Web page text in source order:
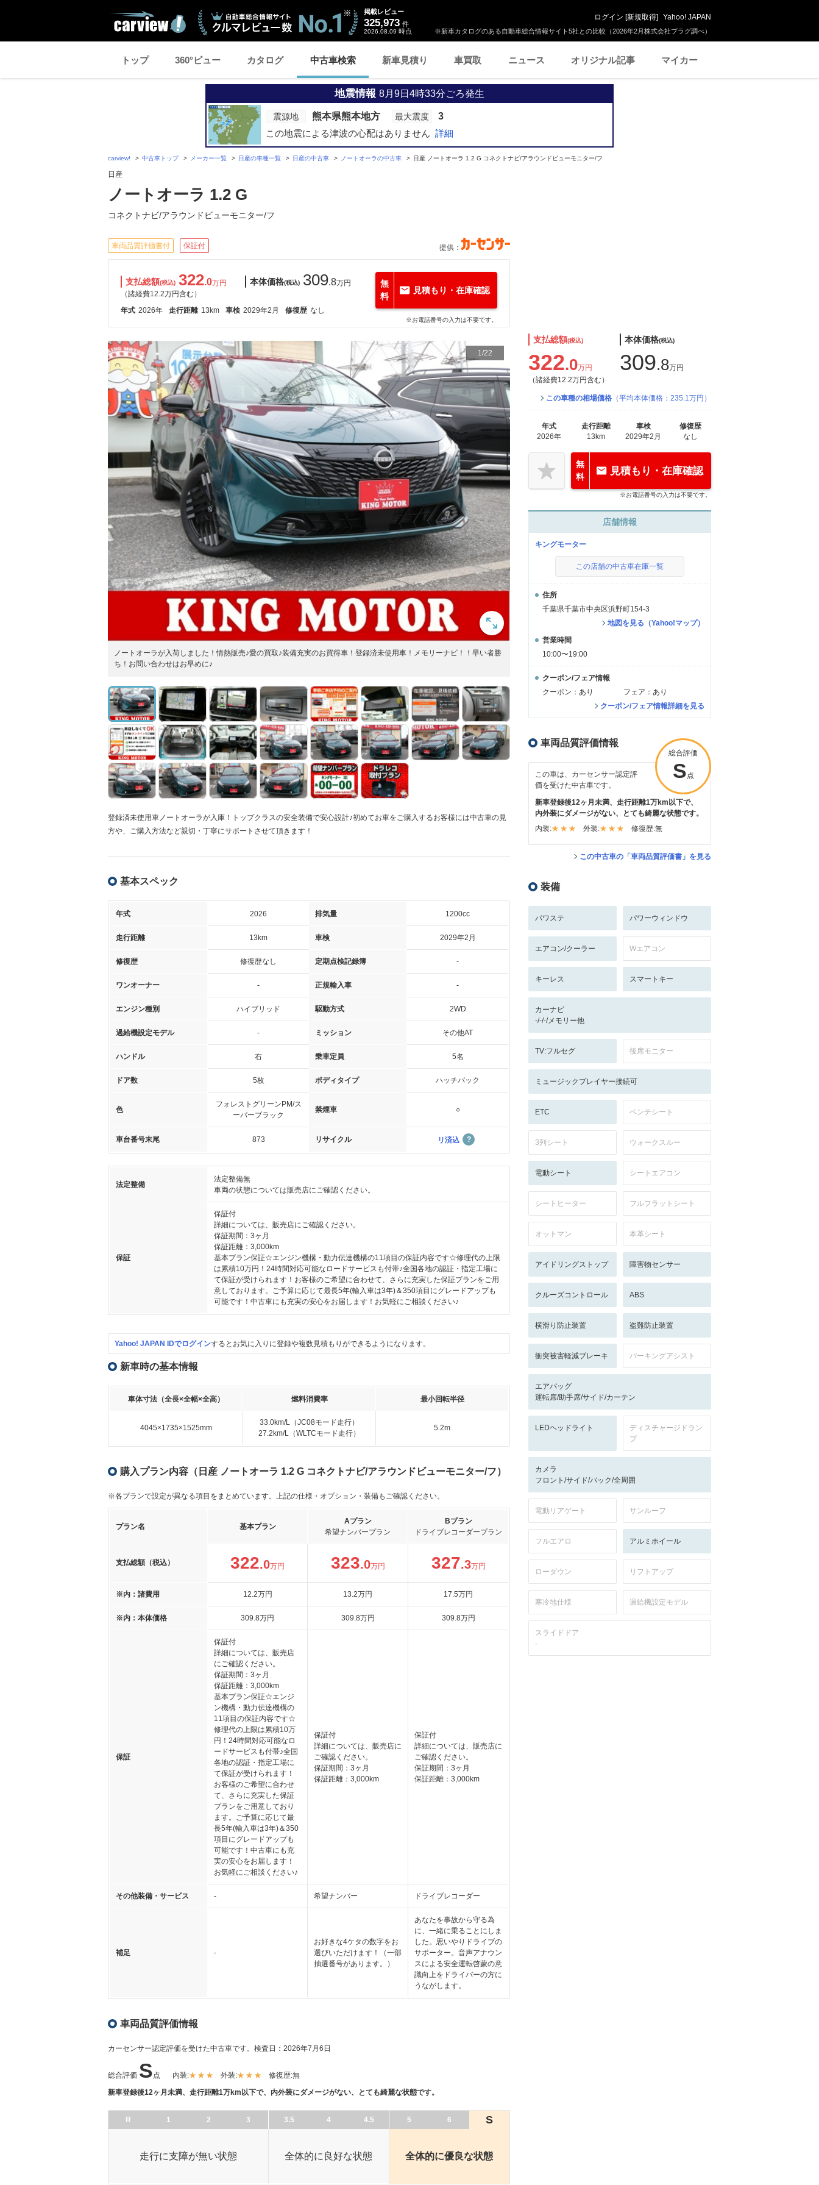
※新車カタログのある自動車総合情報サイト5社との比較（2026年2月株式会社プラグ調べ）
掲載レビュー
325,973 件
2026.08.09 時点
ログイン [新規取得] Yahoo! JAPAN
トップ 360°ビュー カタログ 中古車検索 新車見積り 車買取 ニュース オリジナル記事 マイカー
地震情報 8月9日4時33分ごろ発生
震源地 熊本県熊本地方 最大震度
3
この地震による津波の心配はありません 詳細
carview! 中古車トップ メーカー一覧 日産の車種一覧 日産の中古車 ノートオーラの中古車 日産 ノートオーラ 1.2 G コネクトナビ/アラウンドビューモニター/フ
日産
ノートオーラ 1.2 G
コネクトナビ/アラウンドビューモニター/フ
車両品質評価書付 保証付 提供：
支払総額(税込) 322.0万円
（諸経費12.2万円含む）
本体価格(税込) 309.8万円
年式 2026年 走行距離 13km 車検 2029年2月 修復歴 なし
無
料
見積もり・在庫確認
※お電話番号の入力は不要です。
1/22
ノートオーラが入荷しました！情熱販売♪愛の買取♪装備充実のお買得車！登録済未使用車！メモリーナビ！！早い者勝
ち！お問い合わせはお早めに♪
登録済未使用車ノートオーラが入庫！トップクラスの安全装備で安心設計♪初めてお車をご購入するお客様には中古車の見
方や、ご購入方法など親切・丁寧にサポートさせて頂きます！
基本スペック
年式 2026 排気量 1200cc
走行距離 13km 車検 2029年2月
修復歴 修復歴なし 定期点検記録簿 -
ワンオーナー - 正規輸入車 -
エンジン種別 ハイブリッド 駆動方式 2WD
過給機設定モデル - ミッション その他AT
ハンドル 右 乗車定員 5名
ドア数 5枚 ボディタイプ ハッチバック
色
フォレストグリーンPM/ス
ーパーブラック
禁煙車 ○
車台番号末尾 873 リサイクル リ済込
法定整備
法定整備無
車両の状態については販売店にご確認ください。
保証
保証付
詳細については、販売店にご確認ください。
保証期間：3ヶ月
保証距離：3,000km
基本プラン保証☆エンジン機構・動力伝達機構の11項目の保証内容です☆修理代の上限
は累積10万円！24時間対応可能なロードサービスも付帯♪全国各地の認証・指定工場に
て保証が受けられます！お客様のご希望に合わせて、さらに充実した保証プランをご用
意しております。ご予算に応じて最長5年(輸入車は3年)＆350項目にグレードアップも
可能です！中古車にも充実の安心をお届します！お気軽にご相談ください♪
Yahoo! JAPAN IDでログインするとお気に入りに登録や複数見積もりができるようになります。
新車時の基本情報
車体寸法（全長×全幅×全高） 燃料消費率 最小回転半径
4045×1735×1525mm
33.0km/L（JC08モード走行）
27.2km/L（WLTCモード走行）
5.2m
購入プラン内容（日産 ノートオーラ 1.2 G コネクトナビ/アラウンドビューモニター/フ）
※各プランで設定が異なる項目をまとめています。上記の仕様・オプション・装備もご確認ください。
プラン名 基本プラン
Aプラン
希望ナンバープラン
Bプラン
ドライブレコーダープラン
支払総額（税込） 322.0万円 323.0万円 327.3万円
※内：諸費用 12.2万円 13.2万円 17.5万円
※内：本体価格 309.8万円 309.8万円 309.8万円
保証
保証付
詳細については、販売店
にご確認ください。
保証期間：3ヶ月
保証距離：3,000km
基本プラン保証☆エンジ
ン機構・動力伝達機構の
11項目の保証内容です☆
修理代の上限は累積10万
円！24時間対応可能なロ
ードサービスも付帯♪全国
各地の認証・指定工場に
て保証が受けられます！
お客様のご希望に合わせ
て、さらに充実した保証
プランをご用意しており
ます。ご予算に応じて最
長5年(輸入車は3年)＆350
項目にグレードアップも
可能です！中古車にも充
実の安心をお届します！
お気軽にご相談ください♪
保証付
詳細については、販売店に
ご確認ください。
保証期間：3ヶ月
保証距離：3,000km
保証付
詳細については、販売店に
ご確認ください。
保証期間：3ヶ月
保証距離：3,000km
その他装備・サービス - 希望ナンバー ドライブレコーダー
補足 -
お好きな4ケタの数字をお
選びいただけます！（一部
抽選番号があります。）
あなたを事故から守る為
に、一緒に乗ることにしま
した。思いやりドライブの
サポーター。音声アナウン
スによる安全運転啓蒙の意
識向上をドライバーの方に
うながします。
車両品質評価情報
カーセンサー認定評価を受けた中古車です。 検査日：2026年7月6日
総合評価 S点 内装: 外装: 修復歴:無
新車登録後12ヶ月未満、走行距離1万km以下で、内外装にダメージがない、とても綺麗な状態です。
R 1 2 3 3.5 4 4.5 5 6 S
走行に支障が無い状態 全体的に良好な状態 全体的に優良な状態
支払総額(税込)
322.0万円
（諸経費12.2万円含む）
本体価格(税込)
309.8万円
この車種の相場価格 （平均本体価格：235.1万円）
年式
2026年
走行距離
13km
車検
2029年2月
修復歴
なし
無
料
見積もり・在庫確認
※お電話番号の入力は不要です。
店舗情報
キングモーター
この店舗の中古車在庫一覧
住所
千葉県千葉市中央区浜野町154-3
地図を見る（Yahoo!マップ）
営業時間
10:00〜19:00
クーポン/フェア情報
クーポン：あり
フェア：あり
クーポン/フェア情報詳細を見る
車両品質評価情報
総合評価
S点
この車は、カーセンサー認定評
価を受けた中古車です。
新車登録後12ヶ月未満、走行距離1万km以下で、
内外装にダメージがない、とても綺麗な状態です。
内装:
外装: 修復歴:無
この中古車の「車両品質評価書」を見る
装備
パワステ パワーウィンドウ
エアコン/クーラー Wエアコン
キーレス スマートキー
カーナビ
-/-/-/メモリー他
TV:フルセグ 後席モニター
ミュージックプレイヤー接続可
ETC ベンチシート
3列シート ウォークスルー
電動シート シートエアコン
シートヒーター フルフラットシート
オットマン 本革シート
アイドリングストップ 障害物センサー
クルーズコントロール ABS
横滑り防止装置 盗難防止装置
衝突被害軽減ブレーキ パーキングアシスト
エアバッグ
運転席/助手席/サイド/カーテン
LEDヘッドライト
ディスチャージドラン
プ
カメラ
フロント/サイド/バック/全周囲
電動リアゲート サンルーフ
フルエアロ アルミホイール
ローダウン リフトアップ
寒冷地仕様 過給機設定モデル
スライドドア
-